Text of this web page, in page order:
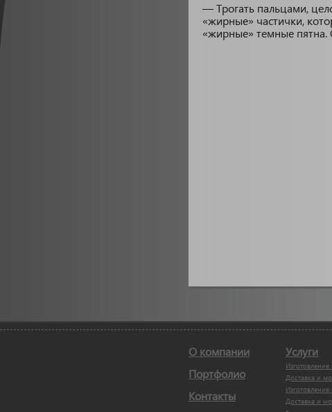
— Трогать пальцами,
«жирные» частички,
«жирные» темные
О компании
Портфолио
Контакты
Услуги
Доставка и
Изготовление
Доставка и